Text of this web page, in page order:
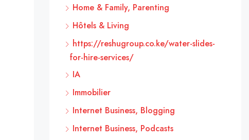
Home & Family, Parenting
Hôtels & Living
https://reshugroup.co.ke/water-slides-
for-hire-services/
IA
Immobilier
Internet Business, Blogging
Internet Business, Podcasts